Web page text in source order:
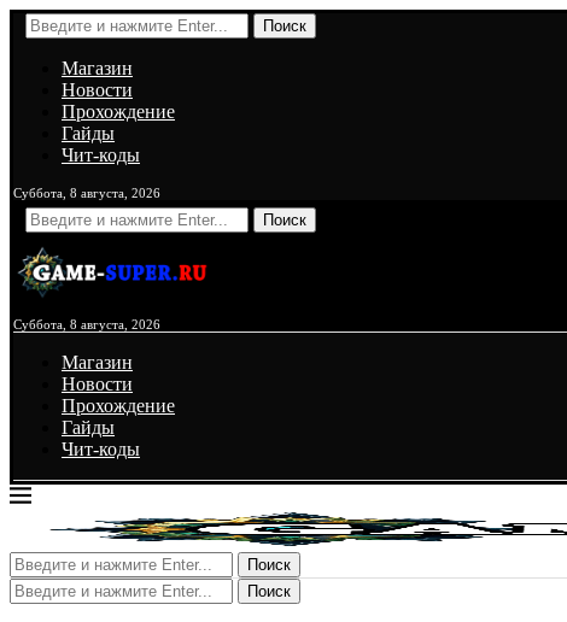
Поиск
Магазин
Новости
Прохождение
Гайды
Чит-коды
Суббота, 8 августа, 2026
Поиск
Суббота, 8 августа, 2026
Магазин
Новости
Прохождение
Гайды
Чит-коды
Поиск
Поиск